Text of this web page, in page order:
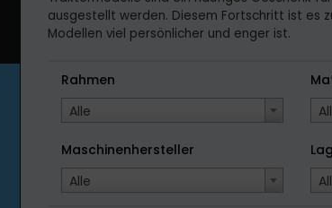
ausgestellt werden. Diesem Fortschritt ist es
Modellen viel persönlicher und enger ist.
Rahmen
Alle
Maschinenhersteller
Alle